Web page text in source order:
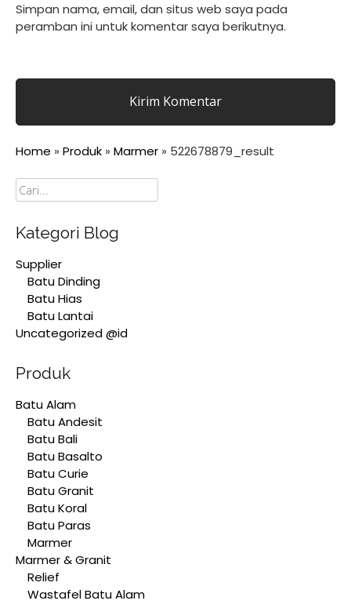
Simpan nama, email, dan situs web saya pada
peramban ini untuk komentar saya berikutnya.
Home » Produk » Marmer » 522678879_result
Cari
Kategori Blog
Supplier
Batu Dinding
Batu Hias
Batu Lantai
Uncategorized @id
Produk
Batu Alam
Batu Andesit
Batu Bali
Batu Basalto
Batu Curie
Batu Granit
Batu Koral
Batu Paras
Marmer
Marmer & Granit
Relief
Wastafel Batu Alam